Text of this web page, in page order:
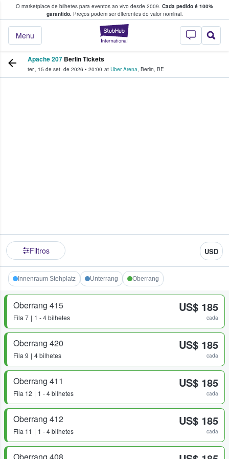
O marketplace de bilhetes para eventos ao vivo desde 2009. Cada pedido é 100%
garantido.Preços podem ser diferentes do valor nominal.
StubHub – onde
Menu
fãs compram e vendem bilhetes
Apache 207 Berlin Tickets
ter., 15 de set. de 2026 • 20:00 at Uber Arena, Berlin, BE
Filtros USD
Innenraum Stehplatz Unterrang Oberrang
Oberrang 415
Fila 7 1 - 4 bilhetes
US$ 185
cada
Oberrang 420
Fila 9 4 bilhetes
US$ 185
cada
Oberrang 411
Fila 12 1 - 4 bilhetes
US$ 185
cada
Oberrang 412
Fila 11 1 - 4 bilhetes
US$ 185
cada